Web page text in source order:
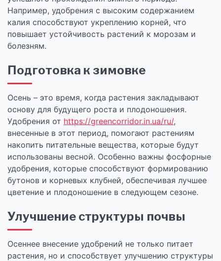
Например, удобрения с высоким содержанием
калия способствуют укреплению корней, что
повышает устойчивость растений к морозам и
болезням.
Подготовка к зимовке
Осень – это время, когда растения закладывают
основу для будущего роста и плодоношения.
Удобрения от https://greencorridor.in.ua/ru/,
внесенные в этот период, помогают растениям
накопить питательные вещества, которые будут
использованы весной. Особенно важны фосфорные
удобрения, которые способствуют формированию
бутонов и корневых клубней, обеспечивая лучшее
цветение и плодоношение в следующем сезоне.
Улучшение структуры почвы
Осеннее внесение удобрений не только питает
растения, но и способствует улучшению структуры